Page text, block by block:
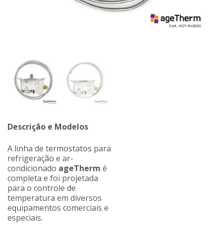
Descrição e Modelos
A linha de termostatos para
refrigeração e ar-
condicionado ageTherm é
completa e foi projetada
para o controle de
temperatura em diversos
equipamentos comerciais e
especiais.